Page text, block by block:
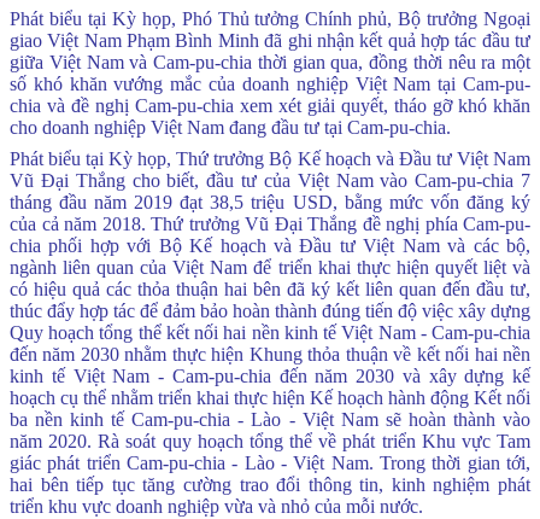
Phát biểu tại Kỳ họp, Phó Thủ tưởng Chính phủ, Bộ trưởng Ngoại
giao Việt Nam Phạm Bình Minh đã ghi nhận kết quả hợp tác đầu tư
giữa Việt Nam và Cam-pu-chia thời gian qua, đồng thời nêu ra một
số khó khăn vướng mắc của doanh nghiệp Việt Nam tại Cam-pu-
chia và đề nghị Cam-pu-chia xem xét giải quyết, tháo gỡ khó khăn
cho doanh nghiệp Việt Nam đang đầu tư tại Cam-pu-chia.
Phát biểu tại Kỳ họp, Thứ trưởng Bộ Kế hoạch và Đầu tư Việt Nam
Vũ Đại Thắng cho biết, đầu tư của Việt Nam vào Cam-pu-chia 7
tháng đầu năm 2019 đạt 38,5 triệu USD, bằng mức vốn đăng ký
của cả năm 2018. Thứ trưởng Vũ Đại Thắng đề nghị phía Cam-pu-
chia phối hợp với Bộ Kế hoạch và Đầu tư Việt Nam và các bộ,
ngành liên quan của Việt Nam để triển khai thực hiện quyết liệt và
có hiệu quả các thỏa thuận hai bên đã ký kết liên quan đến đầu tư,
thúc đẩy hợp tác để đảm bảo hoàn thành đúng tiến độ việc xây dựng
Quy hoạch tổng thể kết nối hai nền kinh tế Việt Nam - Cam-pu-chia
đến năm 2030 nhằm thực hiện Khung thỏa thuận về kết nối hai nền
kinh tế Việt Nam - Cam-pu-chia đến năm 2030 và xây dựng kế
hoạch cụ thể nhằm triển khai thực hiện Kế hoạch hành động Kết nối
ba nền kinh tế Cam-pu-chia - Lào - Việt Nam sẽ hoàn thành vào
năm 2020. Rà soát quy hoạch tổng thể về phát triển Khu vực Tam
giác phát triển Cam-pu-chia - Lào - Việt Nam. Trong thời gian tới,
hai bên tiếp tục tăng cường trao đổi thông tin, kinh nghiệm phát
triển khu vực doanh nghiệp vừa và nhỏ của mỗi nước.